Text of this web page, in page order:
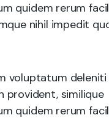
quidem rerum
nihil impedit
voluptatum deleniti
provident, similique
quidem rerum